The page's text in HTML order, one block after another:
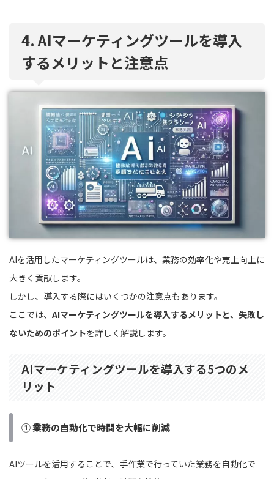
4. AIマーケティングツールを導入
するメリットと注意点
AIを活用したマーケティングツールは、業務の効率化や売上向上に
大きく貢献します。
しかし、導入する際にはいくつかの注意点もあります。
ここでは、 AIマーケティングツールを導入するメリットと、失敗し
ないためのポイントを詳しく解説します。
AIマーケティングツールを導入する5つのメ
リット
① 業務の自動化で時間を大幅に削減
AIツールを活用することで、手作業で行っていた業務を自動化で